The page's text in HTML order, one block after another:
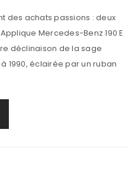
des achats passions : deux
Mercedes-Benz 190 E
déclinaison de la sage
1990, éclairée par un ruban